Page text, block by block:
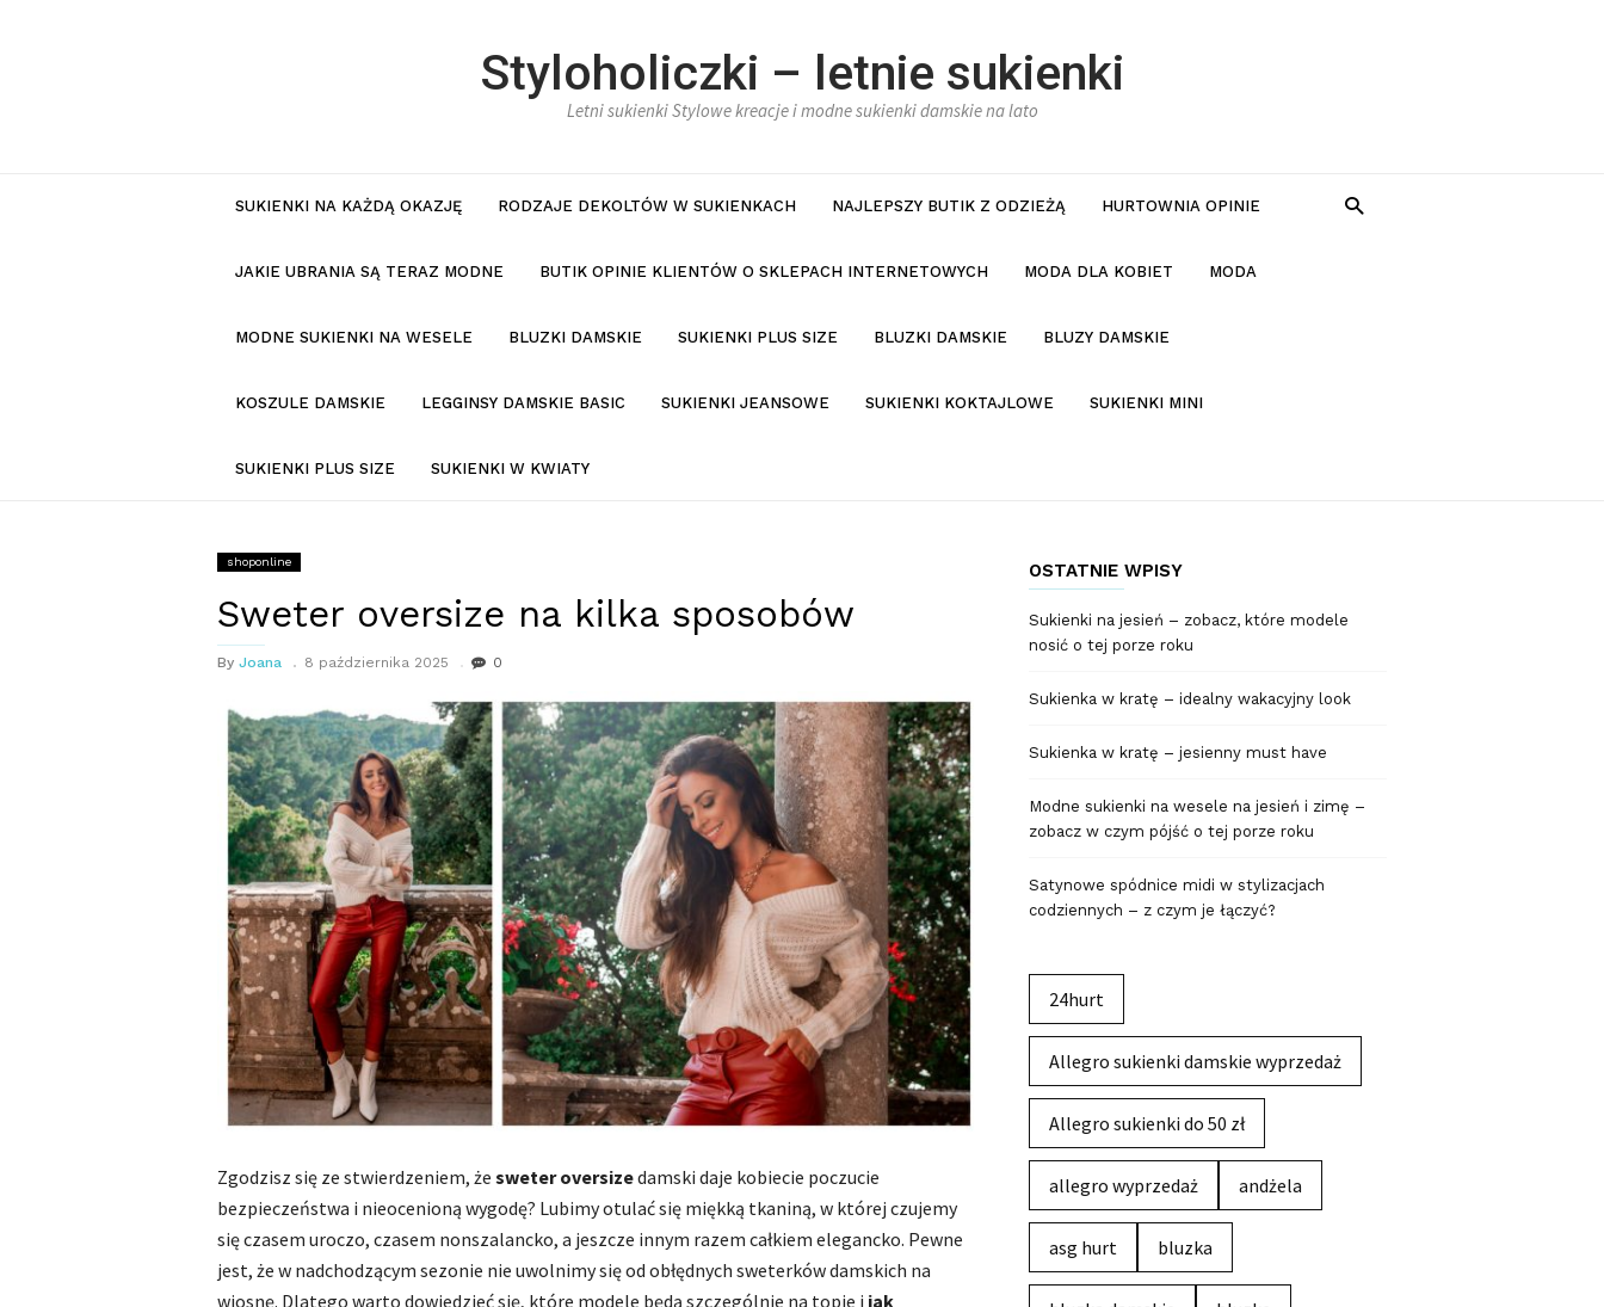
Styloholiczki – letnie sukienki
Letni sukienki Stylowe kreacje i modne sukienki damskie na lato
SUKIENKI NA KAŻDĄ OKAZJĘ RODZAJE DEKOLTÓW W SUKIENKACH NAJLEPSZY BUTIK Z ODZIEŻĄ HURTOWNIA OPINIE
JAKIE UBRANIA SĄ TERAZ MODNE BUTIK OPINIE KLIENTÓW O SKLEPACH INTERNETOWYCH MODA DLA KOBIET MODA
MODNE SUKIENKI NA WESELE BLUZKI DAMSKIE SUKIENKI PLUS SIZE BLUZKI DAMSKIE BLUZY DAMSKIE
KOSZULE DAMSKIE LEGGINSY DAMSKIE BASIC SUKIENKI JEANSOWE SUKIENKI KOKTAJLOWE SUKIENKI MINI
SUKIENKI PLUS SIZE SUKIENKI W KWIATY
shoponline
Sweter oversize na kilka sposobów
By Joana 8 października 2025 0
Zgodzisz się ze stwierdzeniem, że sweteroversizedamski daje kobiecie poczucie
bezpieczeństwa i nieocenioną wygodę? Lubimy otulać się miękką tkaniną, w której czujemy
się czasem uroczo, czasem nonszalancko, a jeszcze innym razem całkiem elegancko. Pewne
jest, że w nadchodzącym sezonie nie uwolnimy się od obłędnych sweterków damskich na
wiosnę. Dlatego warto dowiedzieć się, które modele będą szczególnie na topie i jak
OSTATNIE WPISY
Sukienki na jesień – zobacz, które modele
nosić o tej porze roku
Sukienka w kratę – idealny wakacyjny look
Sukienka w kratę – jesienny must have
Modne sukienki na wesele na jesień i zimę –
zobacz w czym pójść o tej porze roku
Satynowe spódnice midi w stylizacjach
codziennych – z czym je łączyć?
24hurt
Allegro sukienki damskie wyprzedaż
Allegro sukienki do 50 zł
allegro wyprzedaż andżela
asg hurt bluzka